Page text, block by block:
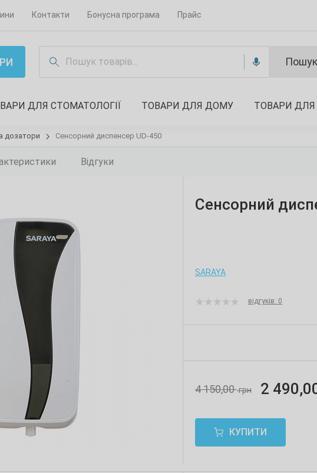
Контакти Бонусна програма Прайс
Пошук
ДЛЯ СТОМАТОЛОГІЇ ТОВАРИ ДЛЯ ДОМУ ТОВАРИ ДЛЯ
дозатори Сенсорний диспенсер UD-450
Відгуки
Сенсорний
SARAYA
відгуків: 0
4 150,00грн 2
КУПИТИ